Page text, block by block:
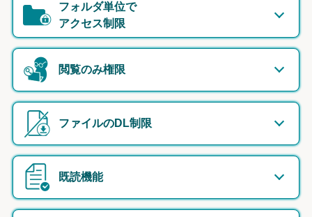
フォルダ単位で
アクセス制限
閲覧のみ権限
ファイルのDL制限
既読機能